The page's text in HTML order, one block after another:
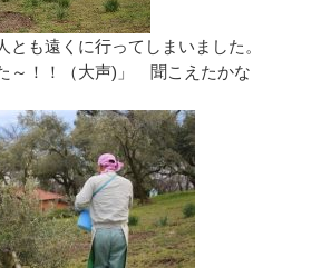
とも遠くに行ってしまいました。
～！！（大声)」 聞こえたかな